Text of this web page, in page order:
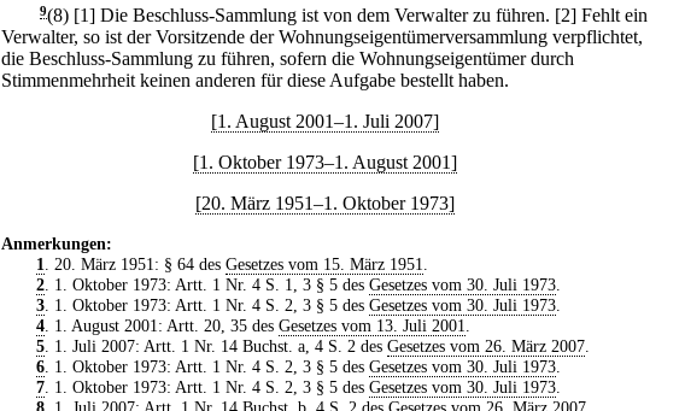
9(8) [1] Die Beschluss-Sammlung ist von dem Verwalter zu führen. [2] Fehlt ein
Verwalter, so ist der Vorsitzende der Wohnungseigentümerversammlung verpflichtet,
die Beschluss-Sammlung zu führen, sofern die Wohnungseigentümer durch
Stimmenmehrheit keinen anderen für diese Aufgabe bestellt haben.
[1. August 2001–1. Juli 2007]
[1. Oktober 1973–1. August 2001]
[20. März 1951–1. Oktober 1973]
Anmerkungen:
1. 20. März 1951: § 64 des Gesetzes vom 15. März 1951.
2. 1. Oktober 1973: Artt. 1 Nr. 4 S. 1, 3 § 5 des Gesetzes vom 30. Juli 1973.
3. 1. Oktober 1973: Artt. 1 Nr. 4 S. 2, 3 § 5 des Gesetzes vom 30. Juli 1973.
4. 1. August 2001: Artt. 20, 35 des Gesetzes vom 13. Juli 2001.
5. 1. Juli 2007: Artt. 1 Nr. 14 Buchst. a, 4 S. 2 des Gesetzes vom 26. März 2007.
6. 1. Oktober 1973: Artt. 1 Nr. 4 S. 2, 3 § 5 des Gesetzes vom 30. Juli 1973.
7. 1. Oktober 1973: Artt. 1 Nr. 4 S. 2, 3 § 5 des Gesetzes vom 30. Juli 1973.